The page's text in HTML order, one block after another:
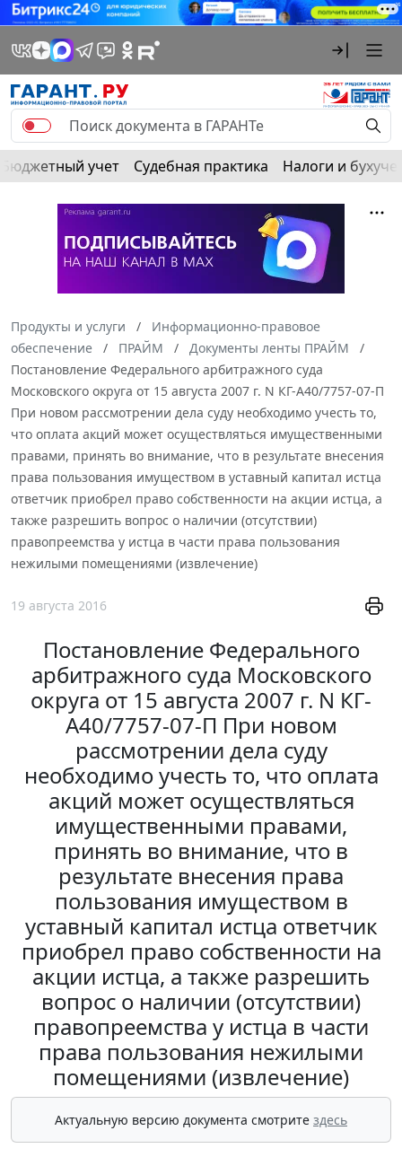
Бюджетный учет Судебная практика Налоги и
Продукты и услуги
Информационно-правовое
обеспечение
ПРАЙМ
Документы ленты ПРАЙМ
Постановление Федерального арбитражного суда
Московского округа от 15 августа 2007 г. N КГ-А40/7757-07-П
При новом рассмотрении дела суду необходимо учесть то,
что оплата акций может осуществляться имущественными
правами, принять во внимание, что в результате внесения
права пользования имуществом в уставный капитал истца
ответчик приобрел право собственности на акции истца, а
также разрешить вопрос о наличии (отсутствии)
правопреемства у истца в части права пользования
нежилыми помещениями (извлечение)
19 августа 2016
Постановление Федерального
арбитражного суда Московского
округа от 15 августа 2007 г. N КГ-
А40/7757-07-П При новом
рассмотрении дела суду
необходимо учесть то, что оплата
акций может осуществляться
имущественными правами,
принять во внимание, что в
результате внесения права
пользования имуществом в
уставный капитал истца ответчик
приобрел право собственности на
акции истца, а также разрешить
вопрос о наличии (отсутствии)
правопреемства у истца в части
права пользования нежилыми
помещениями (извлечение)
Актуальную версию документа смотрите здесь